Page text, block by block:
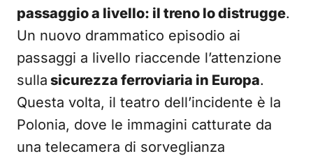
passaggio a livello: il treno lo distrugge.
Un nuovo drammatico episodio ai
passaggi a livello riaccende l’attenzione
sulla sicurezza ferroviaria in Europa.
Questa volta, il teatro dell’incidente è la
Polonia, dove le immagini catturate da
una telecamera di sorveglianza